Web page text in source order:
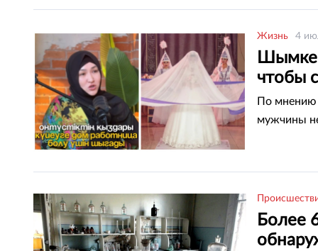
Жизнь 4
чтобы
По мнению
мужчины
Более